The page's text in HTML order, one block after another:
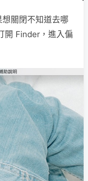
想關閉不知道去哪
開 Finder，進入偏